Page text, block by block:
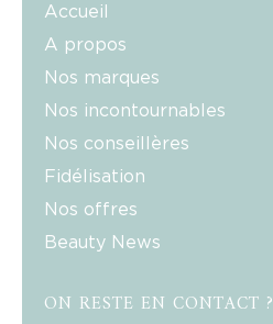
Accueil
A propos
Nos marques
Nos incontournables
Nos conseillères
Fidélisation
Nos offres
Beauty News
ON RESTE EN CONTACT ?